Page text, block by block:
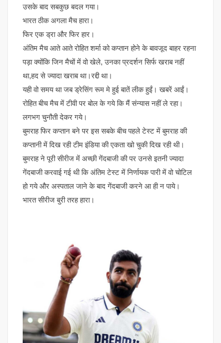
उसके बाद सबकुछ बदल गया।
भारत ठीक अगला मैच हारा।
फिर एक ड्रा और फिर हार।
अंतिम मैच आते आते रोहित शर्मा को कप्तान होने के बावजूद बाहर रहना
पड़ा क्योंकि जिन मैचों में वो खेले, उनका प्रदर्शन सिर्फ खराब नहीं
था,हद से ज्यादा खराब था।रद्दी था।
यही वो समय था जब ड्रेसिंग रूम मे हुई बातें लीक हुईं। खबरें आईं।
रोहित बीच मैच में टीवी पर बोल के गये कि मैं संन्यास नहीं ले रहा।
लगभग चुनौती देकर गये।
बुमराह फिर कप्तान बने पर इस सबके बीच पहले टेस्ट में बुमराह की
कप्तानी में दिख रही टीम इंडिया की एकता खो चुकी दिख रही थी।
बुमराह ने पूरी सीरीज में अच्छी गेंदबाजी की पर उनसे इतनी ज्यादा
गेंदबाजी करवाई गई थी कि अंतिम टेस्ट में निर्णायक पारी में वो चोटिल
हो गये और अस्पताल जाने के बाद गेंदबाजी करने आ ही न पाये।
भारत सीरीज बुरी तरह हारा।